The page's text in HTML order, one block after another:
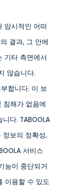
암시적인 어떠
결과, 그 안에
기타 측면에서
않습니다.
합니다. 이 보
침해가 없음에
다. TABOOLA
정보의 정확성,
서비스
능이 중단되거
이용할 수 있도